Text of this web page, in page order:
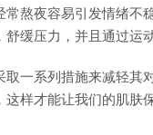
熬夜容易引发情绪
缓压力，并且通过运
一系列措施来减轻
样才能让我们的肌